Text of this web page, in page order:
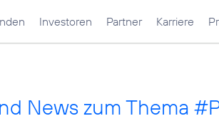
Investoren Partner Karriere
News zum Thema